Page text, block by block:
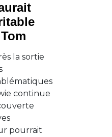
la sortie
continue
pourrait